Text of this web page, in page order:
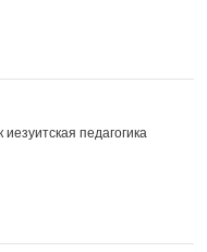
педагогика